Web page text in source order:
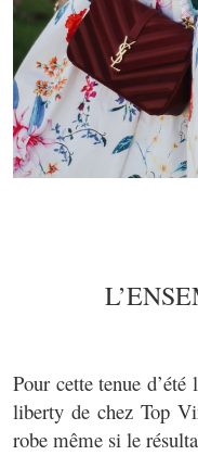
Pour cette tenue
liberty de chez Top
robe même si le